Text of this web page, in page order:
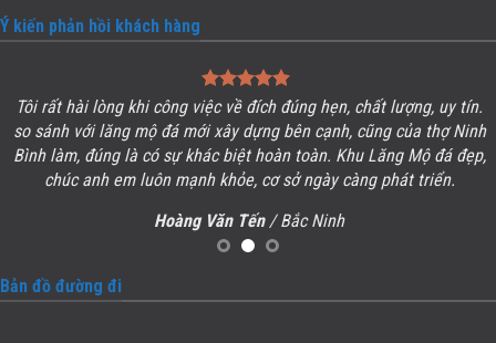
Ý kiến phản hồi khách hàng
Tôi rất hài lòng khi công việc về đích đúng hẹn, chất lượng, uy tín.
so sánh với lăng mộ đá mới xây dựng bên cạnh, cũng của thợ Ninh
Bình làm, đúng là có sự khác biệt hoàn toàn. Khu Lăng Mộ đáđẹp,
chúc anh em luôn mạnh khỏe, cơ sở ngày càng phát triển.
Hoàng Văn Tến / Bắc Ninh
Bản đồ đường đi